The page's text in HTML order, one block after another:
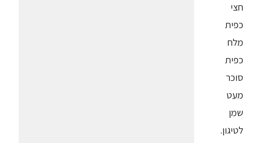
חצי
כפית
מלח
כפית
סוכר
מעט
שמן
לטיגון.